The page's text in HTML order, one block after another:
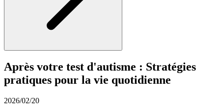
Après votre test d'autisme : Stratégies
pratiques pour la vie quotidienne
2026/02/20